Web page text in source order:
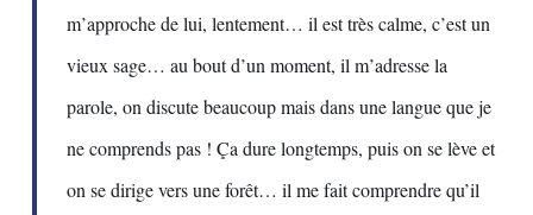
m’approche de lui, lentement… il est très calme, c’est un
vieux sage… au bout d’un moment, il m’adresse la
parole, on discute beaucoup mais dans une langue que je
ne comprends pas ! Ça dure longtemps, puis on se lève et
on se dirige vers une forêt… il me fait comprendre qu’il